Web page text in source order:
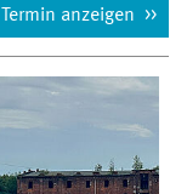
Termin anzeigen